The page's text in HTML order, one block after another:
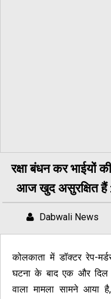
रक्षा बंधन कर भाईयों
आज खुद असुरक्षित हैं
Dabwali News
कोलकाता में डॉक्टर रेप-
घटना के बाद एक और दिल
वाला मामला सामने आया